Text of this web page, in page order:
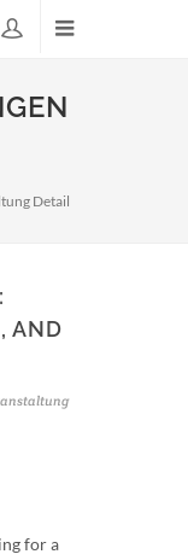
Detail
AND
for a